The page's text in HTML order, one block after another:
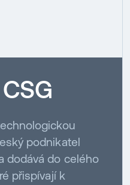
podnikatel
dodává do celého
přispívají k